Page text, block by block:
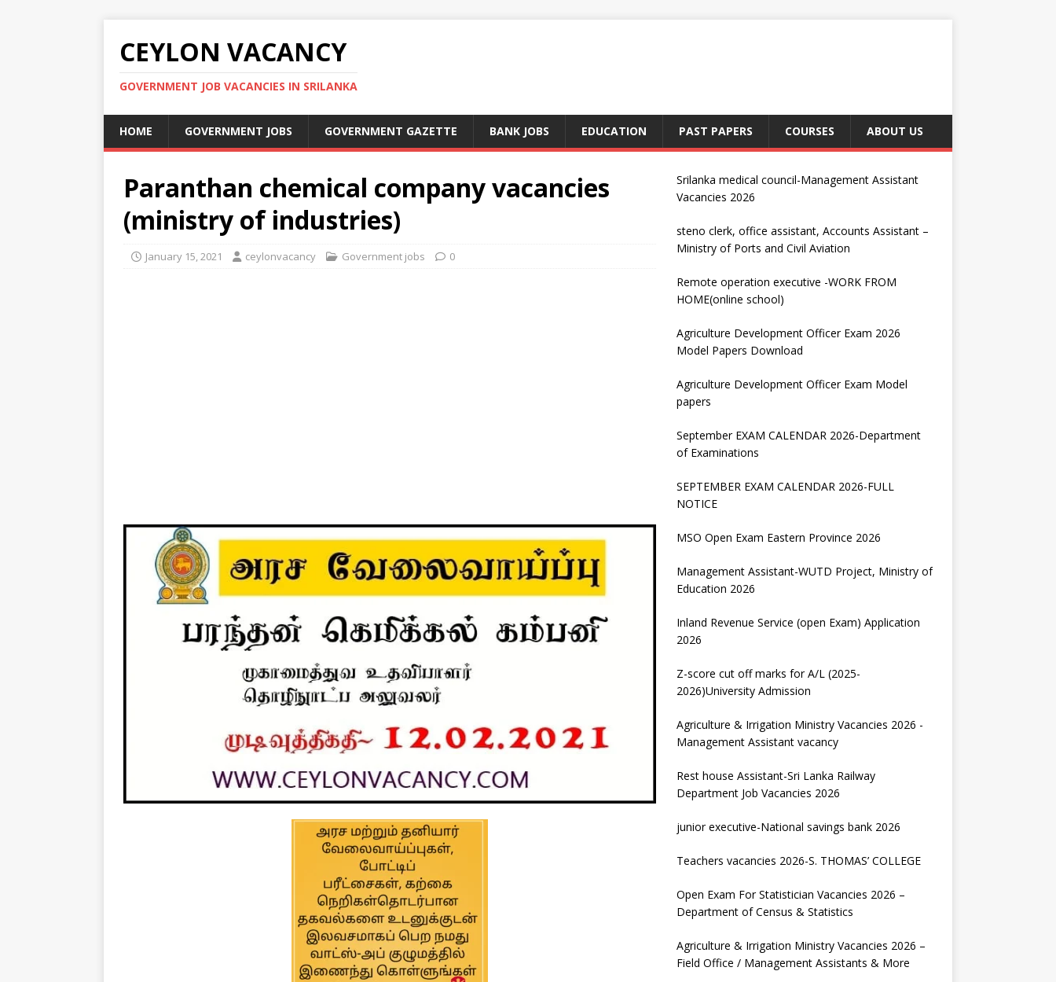
CEYLON VACANCY
GOVERNMENT JOB VACANCIES IN SRILANKA
HOME GOVERNMENT JOBS GOVERNMENT GAZETTE BANK JOBS EDUCATION PAST PAPERS COURSES ABOUT US
Paranthan chemical company vacancies
(ministry of industries)
January 15, 2021 ceylonvacancy Government jobs 0
Srilanka medical council-Management Assistant
Vacancies 2026
steno clerk, office assistant, Accounts Assistant –
Ministry of Ports and Civil Aviation
Remote operation executive -WORK FROM
HOME(online school)
Agriculture Development Officer Exam 2026
Model Papers Download
Agriculture Development Officer Exam Model
papers
September EXAM CALENDAR 2026-Department
of Examinations
SEPTEMBER EXAM CALENDAR 2026-FULL
NOTICE
MSO Open Exam Eastern Province 2026
Management Assistant-WUTD Project, Ministry of
Education 2026
Inland Revenue Service (open Exam) Application
2026
Z-score cut off marks for A/L (2025-
2026)University Admission
Agriculture & Irrigation Ministry Vacancies 2026 -
Management Assistant vacancy
Rest house Assistant-Sri Lanka Railway
Department Job Vacancies 2026
junior executive-National savings bank 2026
Teachers vacancies 2026-S. THOMAS’ COLLEGE
Open Exam For Statistician Vacancies 2026 –
Department of Census & Statistics
Agriculture & Irrigation Ministry Vacancies 2026 –
Field Office / Management Assistants & More